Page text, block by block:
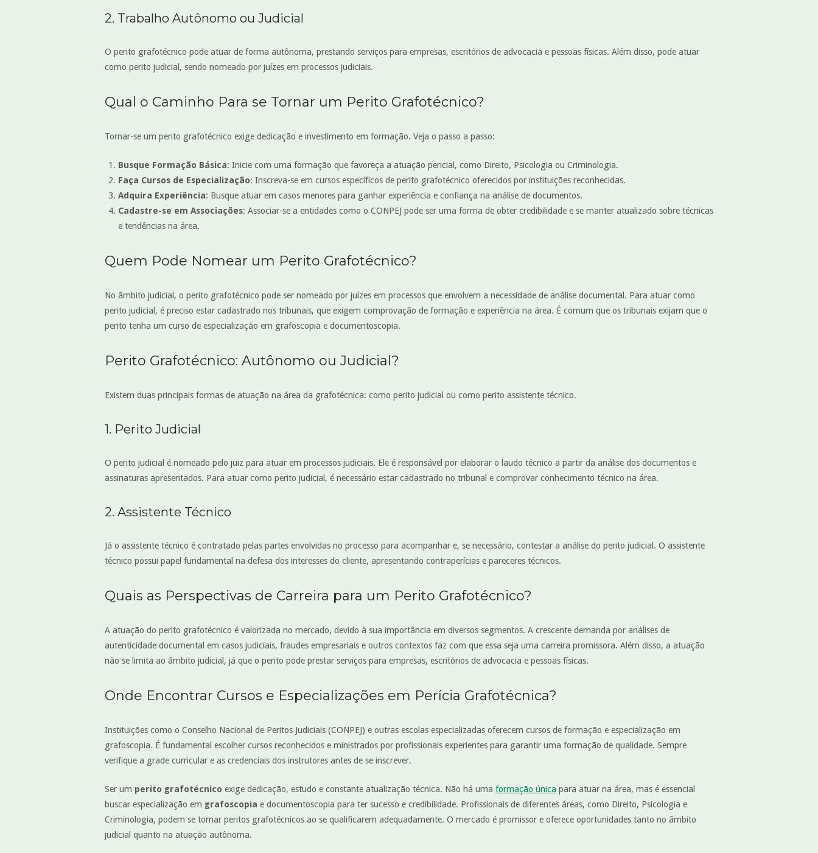
2. Trabalho Autônomo ou Judicial
O perito grafotécnico pode atuar de forma autônoma, prestando serviços para empresas, escritórios de advocacia e pessoas físicas. Além disso, pode atuar
como perito judicial, sendo nomeado por juízes em processos judiciais.
Qual o Caminho Para se Tornar um Perito Grafotécnico?
Tornar-se um perito grafotécnico exige dedicação e investimento em formação. Veja o passo a passo:
Busque Formação Básica: Inicie com uma formação que favoreça a atuação pericial, como Direito, Psicologia ou Criminologia.
Faça Cursos de Especialização: Inscreva-se em cursos específicos de perito grafotécnico oferecidos por instituições reconhecidas.
Adquira Experiência: Busque atuar em casos menores para ganhar experiência e confiança na análise de documentos.
Cadastre-se em Associações: Associar-se a entidades como o CONPEJ pode ser uma forma de obter credibilidade e se manter atualizado sobre técnicas
e tendências na área.
Quem Pode Nomear um Perito Grafotécnico?
No âmbito judicial, o perito grafotécnico pode ser nomeado por juízes em processos que envolvem a necessidade de análise documental. Para atuar como
perito judicial, é preciso estar cadastrado nos tribunais, que exigem comprovação de formação e experiência na área. É comum que os tribunais exijam que o
perito tenha um curso de especialização em grafoscopia e documentoscopia.
Perito Grafotécnico: Autônomo ou Judicial?
Existem duas principais formas de atuação na área da grafotécnica: como perito judicial ou como perito assistente técnico.
1. Perito Judicial
O perito judicial é nomeado pelo juiz para atuar em processos judiciais. Ele é responsável por elaborar o laudo técnico a partir da análise dos documentos e
assinaturas apresentados. Para atuar como perito judicial, é necessário estar cadastrado no tribunal e comprovar conhecimento técnico na área.
2. Assistente Técnico
Já o assistente técnico é contratado pelas partes envolvidas no processo para acompanhar e, se necessário, contestar a análise do perito judicial. O assistente
técnico possui papel fundamental na defesa dos interesses do cliente, apresentando contraperícias e pareceres técnicos.
Quais as Perspectivas de Carreira para um Perito Grafotécnico?
A atuação do perito grafotécnico é valorizada no mercado, devido à sua importância em diversos segmentos. A crescente demanda por análises de
autenticidade documental em casos judiciais, fraudes empresariais e outros contextos faz com que essa seja uma carreira promissora. Além disso, a atuação
não se limita ao âmbito judicial, já que o perito pode prestar serviços para empresas, escritórios de advocacia e pessoas físicas.
Onde Encontrar Cursos e Especializações em Perícia Grafotécnica?
Instituições como o Conselho Nacional de Peritos Judiciais (CONPEJ) e outras escolas especializadas oferecem cursos de formação e especialização em
grafoscopia. É fundamental escolher cursos reconhecidos e ministrados por profissionais experientes para garantir uma formação de qualidade. Sempre
verifique a grade curricular e as credenciais dos instrutores antes de se inscrever.
Ser um perito grafotécnico exige dedicação, estudo e constante atualização técnica. Não há uma formação única para atuar na área, mas é essencial
buscar especialização em grafoscopia e documentoscopia para ter sucesso e credibilidade. Profissionais de diferentes áreas, como Direito, Psicologia e
Criminologia, podem se tornar peritos grafotécnicos ao se qualificarem adequadamente. O mercado é promissor e oferece oportunidades tanto no âmbito
judicial quanto na atuação autônoma.